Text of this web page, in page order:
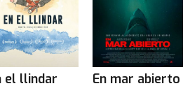
el llindar En mar abierto